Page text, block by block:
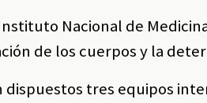
Nacional de
de los cuerpos y la
dispuestos tres equipos